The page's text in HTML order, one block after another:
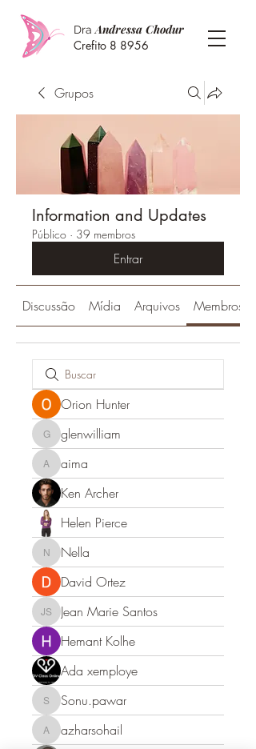
Dra Andressa Chodur
Crefito 8 8956
Grupos
Information and Updates
Público · 39 membros
Entrar
Discussão Mídia Arquivos Membros
Orion Hunter
glenwilliam
glenwilliam
aimaaima
Ken Archer
Helen Pierce
NellaNella
David Ortez
Jean Marie Santos
Jean Marie Santos
Hemant Kolhe
Ada xemploye
Sonu.pawar
Sonu.pawar
azharsohail
azharsohail